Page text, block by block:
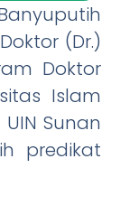
(Dr.)
Doktor
Islam
Sunan
predikat